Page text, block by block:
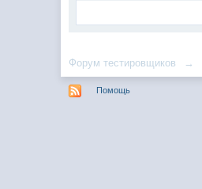
Форум тестировщиков →
Помощь